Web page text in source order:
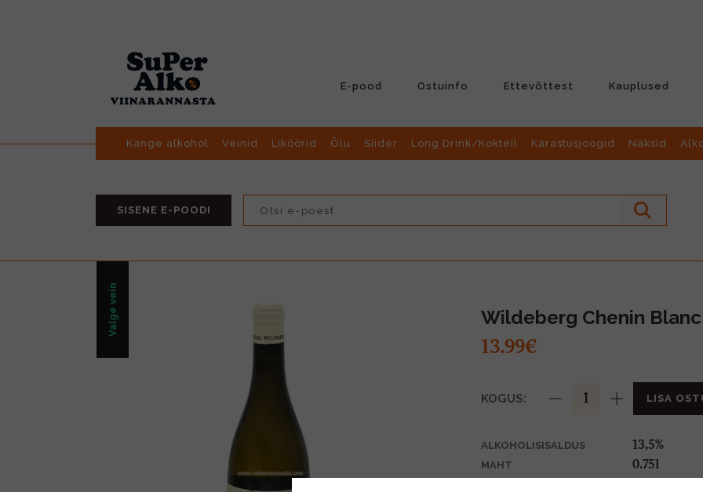
E-pood Ostuinfo Ettevõttest Kauplused
Kange alkohol Veinid Liköörid Õlu Siider Long Drink/Kokteil Karastusjoogid Näksid
SISENE E-POODI
Valge vein Wildeberg Chenin Blanc
13.99€
KOGUS: LISA
ALKOHOLISISALDUS 13,5%
MAHT 0.75l
Lõuna-